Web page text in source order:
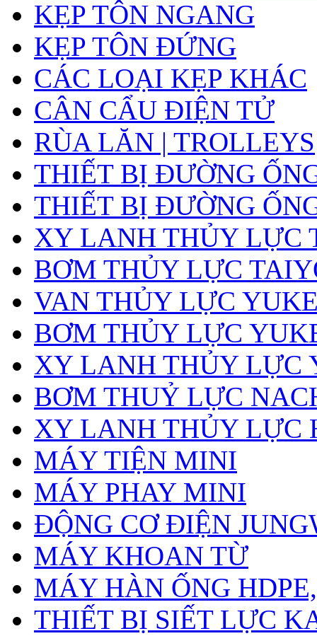
KẸP TÔN NGANG
KẸP TÔN ĐỨNG
CÁC LOẠI KẸP KHÁC
CÂN CẨU ĐIỆN TỬ
RÙA LĂN | TROLLEYS
THIẾT BỊ ĐƯỜNG
THIẾT BỊ ĐƯỜNG
XY LANH THỦY LỰC
BƠM THỦY LỰC
VAN THỦY LỰC
BƠM THỦY LỰC
XY LANH THỦY LỰC
BƠM THUỶ LỰC
XY LANH THỦY LỰC
MÁY TIỆN MINI
MÁY PHAY MINI
ĐỘNG CƠ ĐIỆN
MÁY KHOAN TỪ
MÁY HÀN ỐNG
THIẾT BỊ SIẾT LỰC